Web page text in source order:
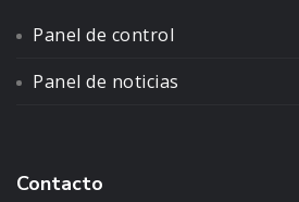
Panel de control
Panel de noticias
Contacto